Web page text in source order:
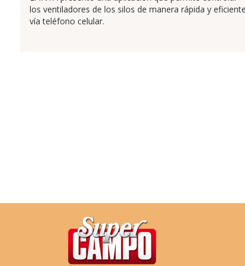
los ventiladores de los silos de manera rápida y
vía teléfono celular.